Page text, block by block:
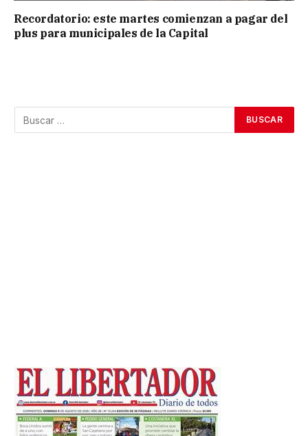
Recordatorio: este martes comienzan a pagar del
plus para municipales de la Capital